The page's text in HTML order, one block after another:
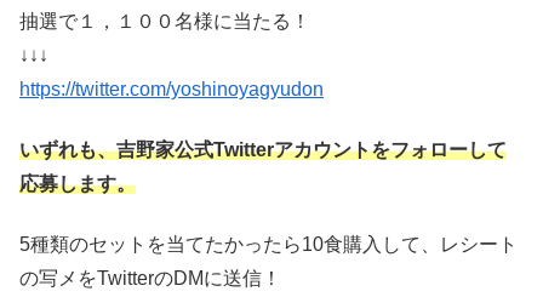
抽選で１，１００名様に当たる！
↓↓↓
https://twitter.com/yoshinoyagyudon
いずれも、吉野家公式Twitterアカウントをフォローして
応募します。
5種類のセットを当てたかったら10食購入して、レシート
の写メをTwitterのDMに送信！